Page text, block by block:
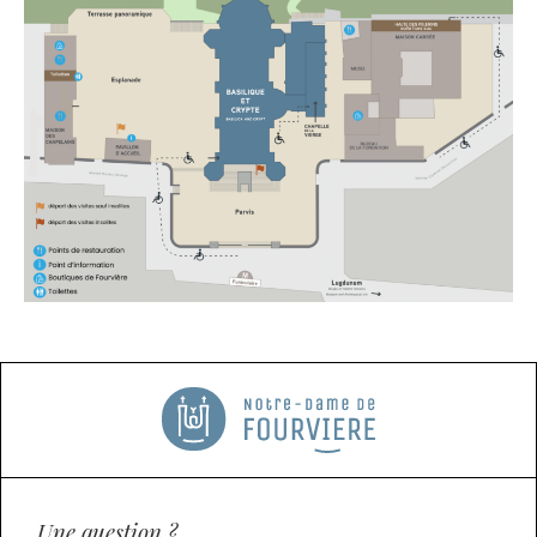
La brochure « Découvrir Fourvière », disponible gratuitement
en 4 langues, vous permet d’en savoir plus sur l’histoire du
Sanctuaire.
Pour avoir plus de renseignements sur les possibilités de
visites, rendez-vous au Pavillon d’accueil sur l’esplanade.